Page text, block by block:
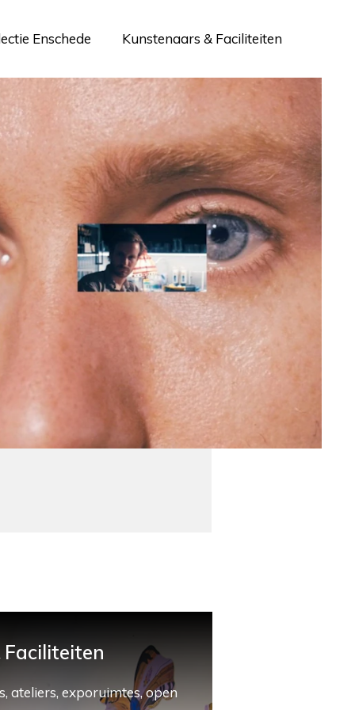
Enschede Kunstenaars & Faciliteiten
ateliers, exporuimtes, open